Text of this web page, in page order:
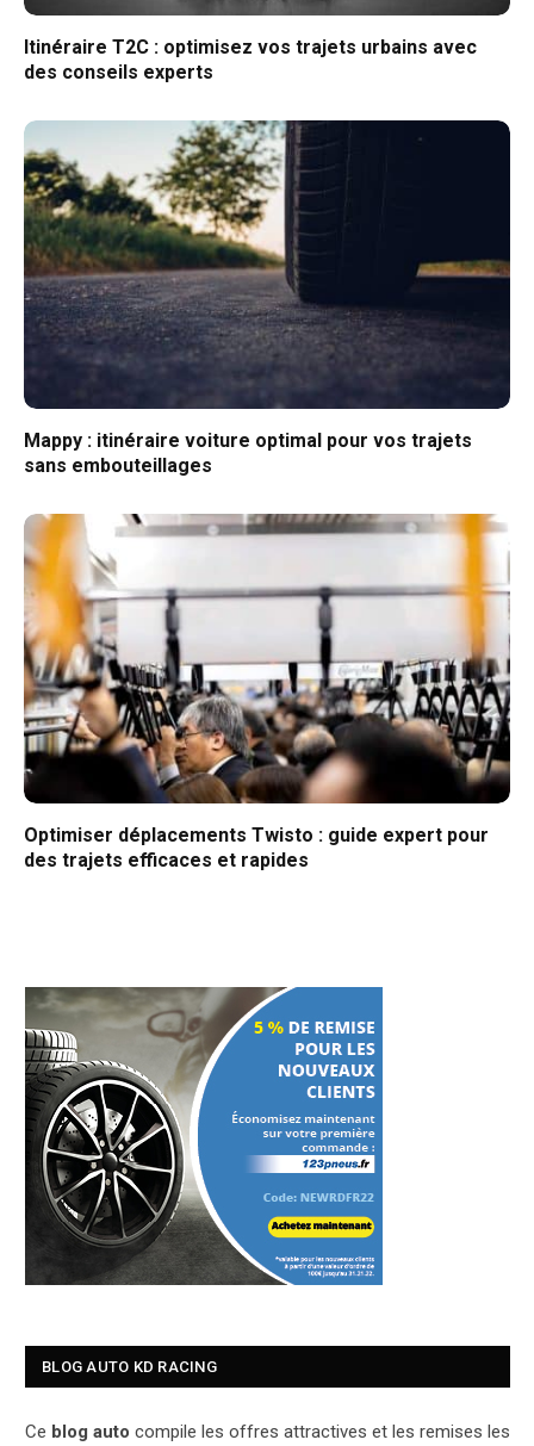
Itinéraire T2C : optimisez vos trajets urbains avec
des conseils experts
Mappy : itinéraire voiture optimal pour vos trajets
sans embouteillages
Optimiser déplacements Twisto : guide expert pour
des trajets efficaces et rapides
BLOG AUTO KD RACING
Ce blog auto compile les offres attractives et les remises les